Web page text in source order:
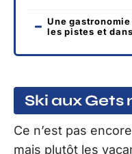
Une
les pistes et
Ski aux
Ce n’est pas
mais plutôt les